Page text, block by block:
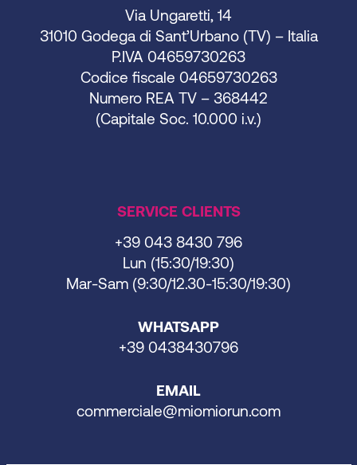
Via Ungaretti, 14
31010 Godega di Sant’Urbano (TV) – Italia
P.IVA 04659730263
Codice fiscale 04659730263
Numero REA TV – 368442
(Capitale Soc. 10.000 i.v.)
SERVICE CLIENTS
+39 043 8430 796
Lun (15:30/19:30)
Mar-Sam (9:30/12.30-15:30/19:30)
WHATSAPP
+39 0438430796
EMAIL
commerciale@miomiorun.com